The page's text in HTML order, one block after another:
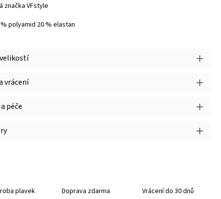
vrácení
péče
plavek Doprava zdarma Vrácení do 30 dnů
značka VFstyle
polyamid 20 % elastan